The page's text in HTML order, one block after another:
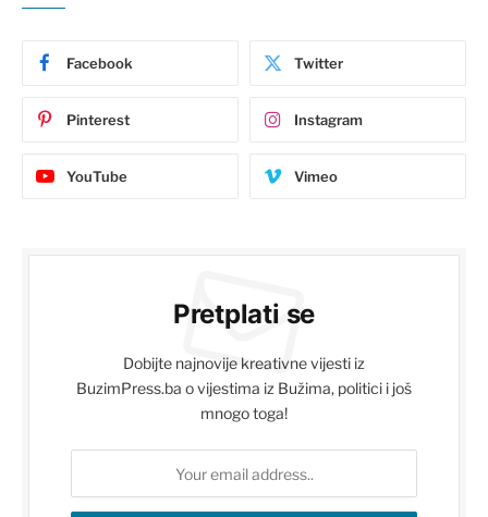
Facebook Twitter
Pinterest Instagram
YouTube Vimeo
Pretplati se
Dobijte najnovije kreativne vijesti iz
BuzimPress.ba o vijestima iz Bužima, politici i još
mnogo toga!